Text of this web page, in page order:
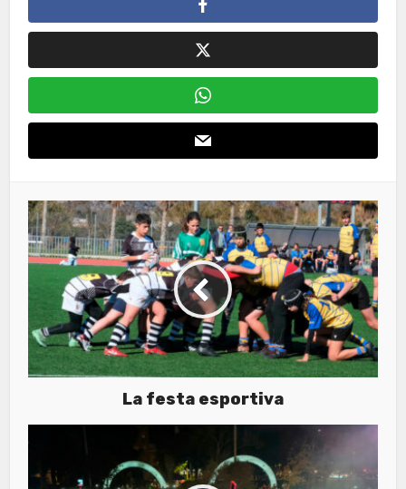
La festa esportiva